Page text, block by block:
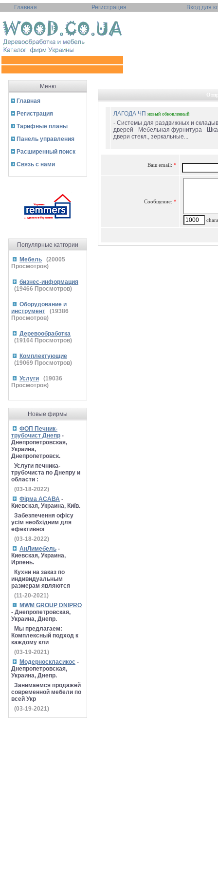
Главная Регистрация Вход для
Меню
Главная
Регистрация
Тарифные планы
Панель управления
Расширенный поиск
Связь с нами
Популярные катгории
Мебель (20005
Просмотров)
бизнес-информация
(19466 Просмотров)
Оборудование и
инструмент
(19386
Просмотров)
Деревообработка
(19164 Просмотров)
Комплектующие
(19069 Просмотров)
Услуги (19036
Просмотров)
Новые фирмы
ФОП Печник-
трубочист Днепр -
Днепропетровская,
Украина,
Днепропетровск.
Услуги печника-
трубочиста по Днепру и
области :
(03-18-2022)
Фірма АСАВА -
Киевская, Украина, Київ.
Забезпечення офісу
усім необхідним для
ефективної
(03-18-2022)
АнЛимебель -
Киевская, Украина,
Ирпень.
Кухни на заказ по
индивидуальным
размерам являются
(11-20-2021)
MWM GROUP DNIPRO
- Днепропетровская,
Украина, Днепр.
Мы предлагаем:
Комплексный подход к
каждому кли
(03-19-2021)
Модерноскласикос -
Днепропетровская,
Украина, Днепр.
Занимаемся продажей
современной мебели по
всей Укр
(03-19-2021)
ЛАГОДА ЧП новый обновленный
- Системы для раздвижных и
дверей - Мебельная фурнитура -
двери стекл., зеркальные...
Ваш email: *
Сообщение: *